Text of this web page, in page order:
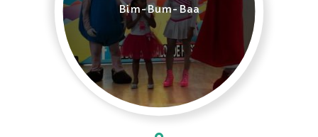
Bim-Bum-Baa